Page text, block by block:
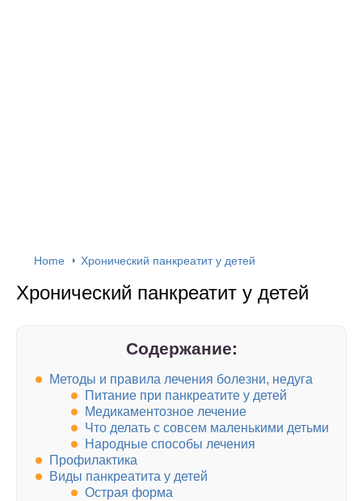
Home Хронический панкреатит у детей
Хронический панкреатит у детей
Содержание:
Методы и правила лечения болезни, недуга
Питание при панкреатите у детей
Медикаментозное лечение
Что делать с совсем маленькими детьми
Народные способы лечения
Профилактика
Виды панкреатита у детей
Острая форма